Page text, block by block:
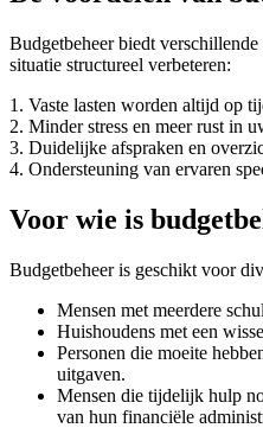
Budgetbeheer biedt
situatie structureel verbeteren:
1. Vaste lasten worden altijd op
2. Minder stress en meer rust in
3. Duidelijke afspraken en
4. Ondersteuning van ervaren
Voor wie is
Budgetbeheer is geschikt voor
Mensen met meerdere
Huishoudens met een
Personen die moeite
uitgaven.
Mensen die tijdelijk hulp
van hun financiële